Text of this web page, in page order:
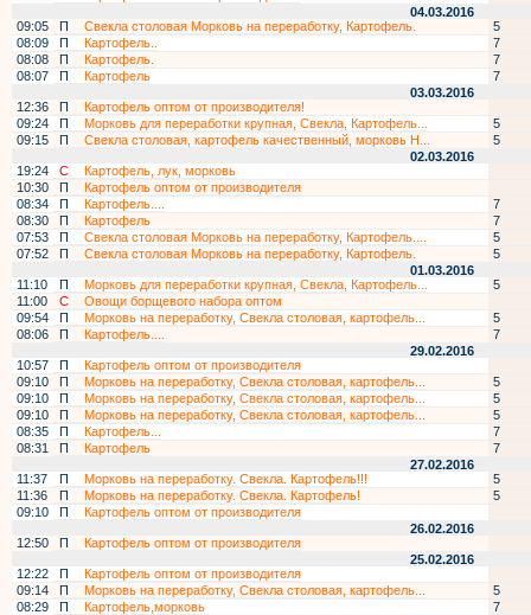
04.03.2016
09:05
П Свекла столовая Морковь на переработку, Картофель.
5
08:09
П Картофель..
7
08:08
П Картофель.
7
08:07
П Картофель
7
03.03.2016
12:36
П
Картофель оптом от производителя!
09:24
П Морковь для переработки крупная, Свекла, Картофель...
5
09:15
П Свекла столовая, картофель качественный, морковь Н...
5
02.03.2016
19:24
С
Картофель, лук, морковь
10:30
П
Картофель оптом от производителя
08:34
П Картофель....
7
08:30
П Картофель
7
07:53
П Свекла столовая Морковь на переработку, Картофель....
5
07:52
П Свекла столовая Морковь на переработку, Картофель.
5
01.03.2016
11:10
П Морковь для переработки крупная, Свекла, Картофель...
5
11:00
С
Овощи борщевого набора оптом
09:54
П Морковь на переработку, Свекла столовая, картофель...
5
08:06
П Картофель....
7
29.02.2016
10:57
П
Картофель оптом от производителя
09:10
П Морковь на переработку, Свекла столовая, картофель...
5
09:10
П Морковь на переработку, Свекла столовая, картофель...
5
09:10
П Морковь на переработку, Свекла столовая, картофель...
5
08:35
П Картофель...
7
08:31
П Картофель
7
27.02.2016
11:37
П Морковь на переработку. Свекла. Картофель!!!
5
11:36
П Морковь на переработку. Свекла. Картофель!
5
09:10
П
Картофель оптом от производителя
26.02.2016
12:50
П
Картофель оптом от производителя
25.02.2016
12:22
П
Картофель оптом от производителя
09:14
П Морковь на переработку, Свекла столовая, картофель...
5
08:29
П Картофель,морковь
7